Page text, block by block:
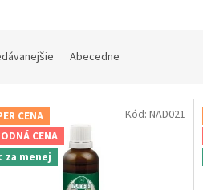
Abecedne
CENA
CENA
za menej
Kód: NAD021